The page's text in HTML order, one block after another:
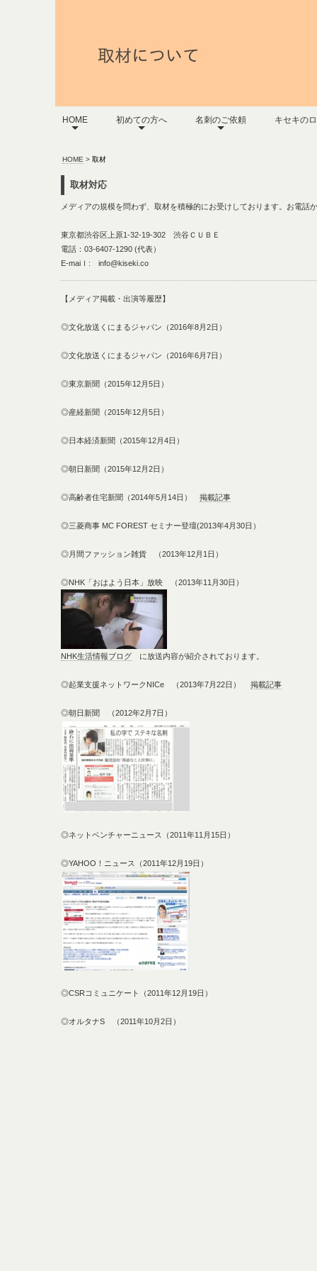
HOME 初めての方へ 名刺のご依頼 キセキの
HOME > 取材
取材対応
メディアの規模を問わず、取材を積極的にお受けしております。お電話
東京都渋谷区上原1-32-19-302 渋谷ＣＵＢＥ
電話：03-6407-1290 (代表）
E-maiｌ: info@kiseki.co
【メディア掲載・出演等履歴】
◎文化放送くにまるジャパン（2016年8月2日）
◎文化放送くにまるジャパン（2016年6月7日）
◎東京新聞（2015年12月5日）
◎産経新聞（2015年12月5日）
◎日本経済新聞（2015年12月4日）
◎朝日新聞（2015年12月2日）
◎高齢者住宅新聞（2014年5月14日） 掲載記事
◎三菱商事 MC FOREST セミナー登壇(2013年4月30日）
◎月間ファッション雑貨 （2013年12月1日）
◎NHK「おはよう日本」放映 （2013年11月30日）
NHK生活情報ブログに放送内容が紹介されております。
◎起業支援ネットワークNICe （2013年7月22日） 掲載記事
◎朝日新聞 （2012年2月7日）
◎ネットベンチャーニュース（2011年11月15日）
◎YAHOO！ニュース（2011年12月19日）
◎CSRコミュニケート（2011年12月19日）
◎オルタナS （2011年10月2日）